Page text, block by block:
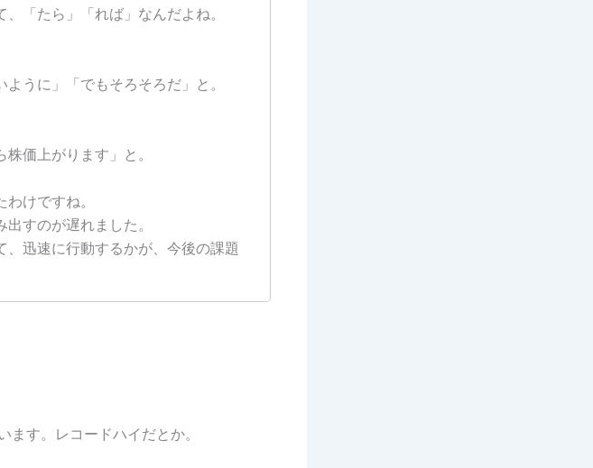
「たら」「れば」なんだよね。
ように」「でもそろそろだ」と。
株価上がります」と。
わけですね。
すのが遅れました。
、迅速に行動するかが、今後の課題
ます。レコードハイだとか。